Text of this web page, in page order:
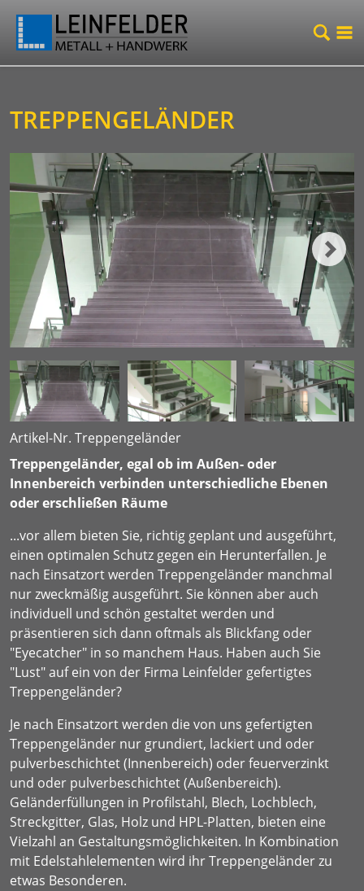
TREPPENGELÄNDER
Artikel-Nr. Treppengeländer
Treppengeländer, egal ob im Außen- oder
Innenbereich verbinden unterschiedliche Ebenen
oder erschließen Räume
...vor allem bieten Sie, richtig geplant und ausgeführt,
einen optimalen Schutz gegen ein Herunterfallen. Je
nach Einsatzort werden Treppengeländer manchmal
nur zweckmäßig ausgeführt. Sie können aber auch
individuell und schön gestaltet werden und
präsentieren sich dann oftmals als Blickfang oder
"Eyecatcher" in so manchem Haus. Haben auch Sie
"Lust" auf ein von der Firma Leinfelder gefertigtes
Treppengeländer?
Je nach Einsatzort werden die von uns gefertigten
Treppengeländer nur grundiert, lackiert und oder
pulverbeschichtet (Innenbereich) oder feuerverzinkt
und oder pulverbeschichtet (Außenbereich).
Geländerfüllungen in Profilstahl, Blech, Lochblech,
Streckgitter, Glas, Holz und HPL-Platten, bieten eine
Vielzahl an Gestaltungsmöglichkeiten. In Kombination
mit Edelstahlelementen wird ihr Treppengeländer zu
etwas Besonderen.